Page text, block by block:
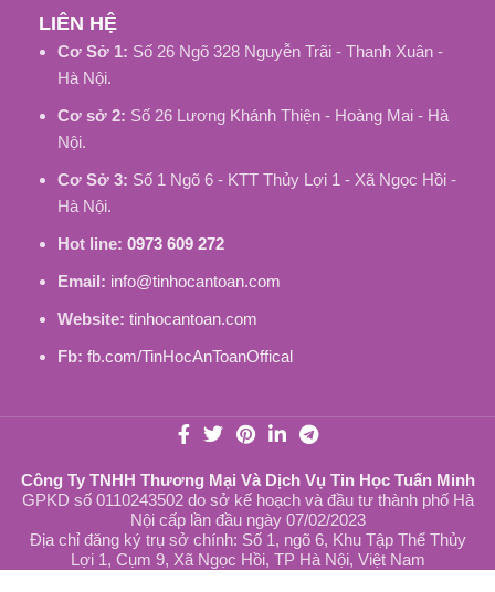
LIÊN HỆ
Cơ Sở 1: Số 26 Ngõ 328 Nguyễn Trãi - Thanh Xuân -
Hà Nội.
Cơ sở 2: Số 26 Lương Khánh Thiện - Hoàng Mai - Hà
Nội.
Cơ Sở 3: Số 1 Ngõ 6 - KTT Thủy Lợi 1 - Xã Ngọc Hồi -
Hà Nội.
Hot line: 0973 609 272
Email: info@tinhocantoan.com
Website: tinhocantoan.com
Fb: fb.com/TinHocAnToanOffical
Công Ty TNHH Thương Mại Và Dịch Vụ Tin Học Tuấn Minh
GPKD số 0110243502 do sở kế hoạch và đầu tư thành phố Hà
Nội cấp lần đầu ngày 07/02/2023
Địa chỉ đăng ký trụ sở chính: Số 1, ngõ 6, Khu Tập Thể Thủy
Lợi 1, Cụm 9, Xã Ngọc Hồi, TP Hà Nội, Việt Nam
Sạc Laptop